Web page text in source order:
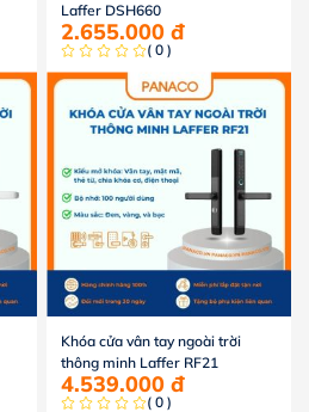
Laffer DSH660
2.655.000 đ
( 0 )
Khóa cửa vân tay ngoài trời
thông minh Laffer RF21
4.539.000 đ
( 0 )